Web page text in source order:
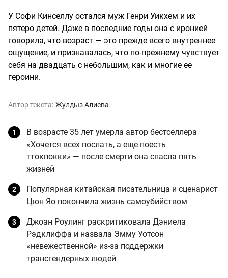
У Софи Кинселлу остался муж Генри Уикхем и их
пятеро детей. Даже в последние годы она с иронией
говорила, что возраст — это прежде всего внутреннее
ощущение, и признавалась, что по-прежнему чувствует
себя на двадцать с небольшим, как и многие ее
героини.
Автор текста: Жулдыз Алиева
В возрасте 35 лет умерла автор бестселлера
«Хочется всех послать, а еще поесть
ттокпокки» — после смерти она спасла пять
жизней
Популярная китайская писательница и сценарист
Цюн Яо покончила жизнь самоубийством
Джоан Роулинг раскритиковала Дэниела
Рэдклиффа и назвала Эмму Уотсон
«невежественной» из-за поддержки
трансгендерных людей